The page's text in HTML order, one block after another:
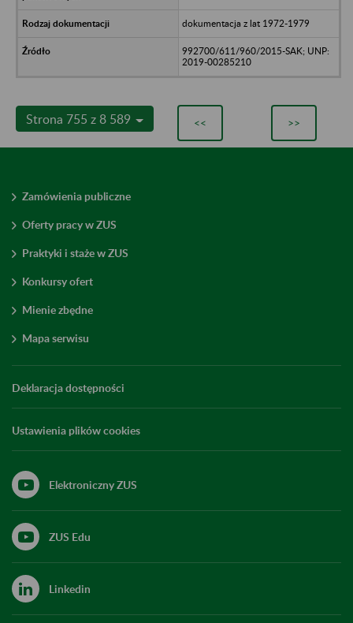
dokumentacja z lat 1972-1979
992700/611/960/2015-SAK; UNP:
2019-00285210
Strona 755 z 8 589 << >>
Zamówienia publiczne
Oferty pracy w ZUS
Praktyki i staże w ZUS
Konkursy ofert
Mienie zbędne
Mapa serwisu
Deklaracja dostępności
Ustawienia plików cookies
Elektroniczny ZUS
ZUS Edu
Linkedin